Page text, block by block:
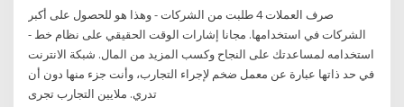
صرف العملات 4 طلبت من الشركات - وهذا هو للحصول على أكبر
الشركات في استخدامها. مجانا إشارات الوقت الحقيقي على نظام خط -
استخدامه لمساعدتك على النجاح وكسب المزيد من المال. شبكة الانترنت
في حد ذاتها عبارة عن معمل ضخم لإجراء التجارب، وأنت جزء منها دون أن
تدري. ملايين التجارب تجرى